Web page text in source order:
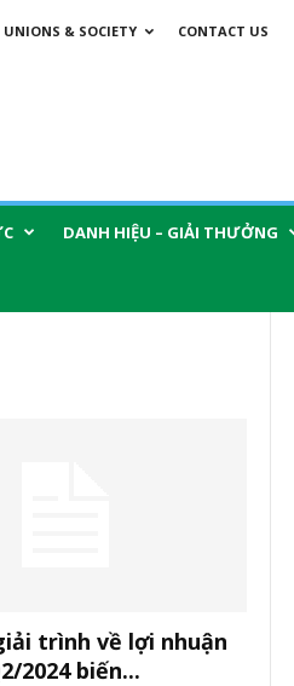
UNIONS & SOCIETY CONTACT US
DANH HIỆU – GIẢI THƯỞNG
trình về lợi nhuận
2024 biến...